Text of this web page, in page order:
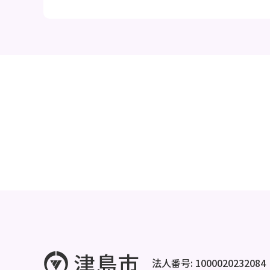
法人番号: 1000020232084